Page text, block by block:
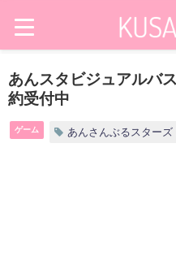
あんスタビジュアルバ
約受付中
ゲーム あんさんぶるスターズ